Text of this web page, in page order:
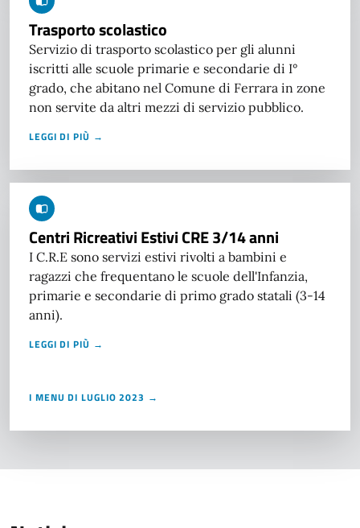
Trasporto scolastico
Servizio di trasporto scolastico per gli alunni
iscritti alle scuole primarie e secondarie di I°
grado, che abitano nel Comune di Ferrara in zone
non servite da altri mezzi di servizio pubblico.
LEGGI DI PIÙ →
Centri Ricreativi Estivi CRE 3/14 anni
I C.R.E sono servizi estivi rivolti a bambini e
ragazzi che frequentano le scuole dell'Infanzia,
primarie e secondarie di primo grado statali (3-14
anni).
LEGGI DI PIÙ →
I MENU DI LUGLIO 2023 →